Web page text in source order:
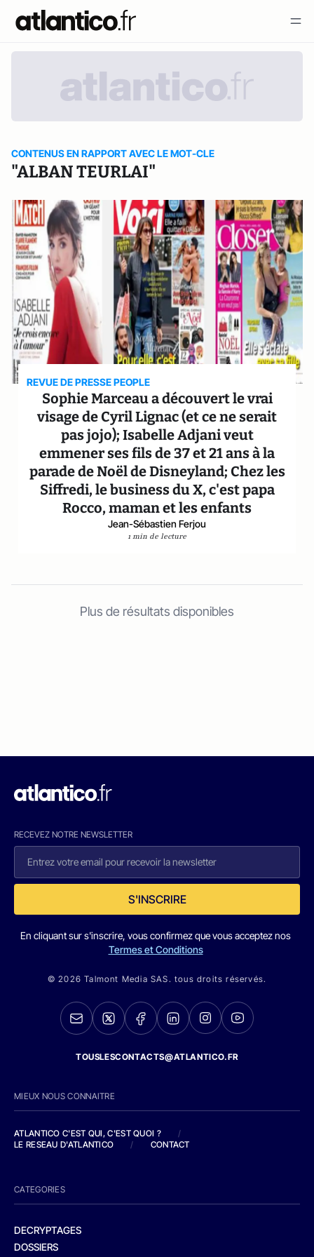
CONTENUS EN RAPPORT AVEC LE MOT-CLE
"ALBAN TEURLAI"
REVUE DE PRESSE PEOPLE
Sophie Marceau a découvert le vrai
visage de Cyril Lignac (et ce ne serait
pas jojo); Isabelle Adjani veut
emmener ses fils de 37 et 21 ans à la
parade de Noël de Disneyland; Chez les
Siffredi, le business du X, c'est papa
Rocco, maman et les enfants
Jean-Sébastien Ferjou
1 min de lecture
Plus de résultats disponibles
RECEVEZ NOTRE NEWSLETTER
S'INSCRIRE
En cliquant sur s'inscrire, vous confirmez que vous acceptez nos
Termes et Conditions
© 2026 Talmont Media SAS. tous droits réservés.
TOUSLESCONTACTS@ATLANTICO.FR
MIEUX NOUS CONNAITRE
ATLANTICO C'EST QUI, C'EST QUOI ?
/
LE RESEAU D'ATLANTICO
/ CONTACT
CATEGORIES
DECRYPTAGES
DOSSIERS